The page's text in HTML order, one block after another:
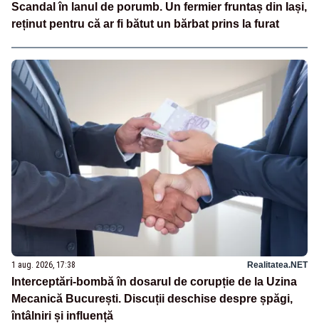
Scandal în lanul de porumb. Un fermier fruntaș din Iași,
reținut pentru că ar fi bătut un bărbat prins la furat
1 aug. 2026, 17:38 Realitatea.NET
Interceptări-bombă în dosarul de corupție de la Uzina
Mecanică București. Discuții deschise despre șpăgi,
întâlniri și influență